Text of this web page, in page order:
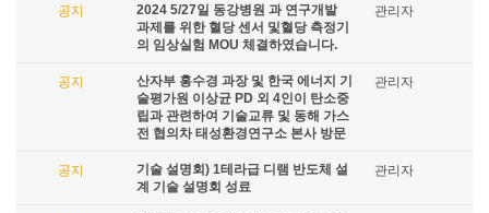
공지
2024 5/27일 동강병원 과 연구개발
과제를 위한 혈당 센서 및혈당 측정기
의 임상실험 MOU 체결하였습니다.
관리자
공지
산자부 홍수경 과장 및 한국 에너지 기
술평가원 이상균 PD 외 4인이 탄소중
립과 관련하여 기술교류 및 동해 가스
전 협의차 태성환경연구소 본사 방문
관리자
공지
기술 설명회) 1테라급 디램 반도체 설
계 기술 설명회 성료
관리자